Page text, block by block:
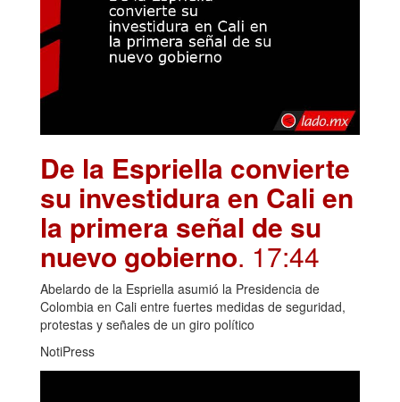
De la Espriella convierte
su investidura en Cali en
la primera señal de su
nuevo gobierno. 17:44
Abelardo de la Espriella asumió la Presidencia de
Colombia en Cali entre fuertes medidas de seguridad,
protestas y señales de un giro político
NotiPress